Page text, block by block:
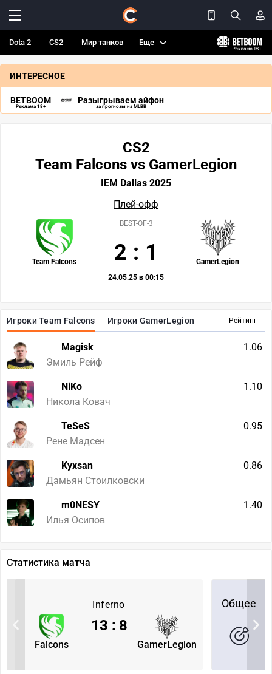
Dota 2 CS2 Мир танков Еще
ИНТЕРЕСНОЕ
BETBOOM
Реклама 18+
Разыгрываем айфон
за прогнозы на MLBB
Рейтинг
Игроки Team Falcons Игроки GamerLegion
Magisk
Эмиль Рейф
1.06
NiKo
Никола Ковач
1.10
TeSeS
Рене Мадсен
0.95
Kyxsan
Дамьян Стоилковски
0.86
m0NESY
Илья Осипов
1.40
CS2
Team Falcons vs GamerLegion
IEM Dallas 2025
Плей-офф
Team Falcons GamerLegion
BEST-OF-3
2 : 1
24.05.25 в 00:15
Статистика матча
Inferno
Falcons GamerLegion
13 : 8
Общее